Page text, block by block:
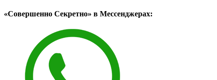
«Совершенно Секретно» в Мессенджерах: